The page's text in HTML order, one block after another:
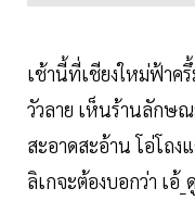
เช้านี้ที่เชียงใหม่ฟ้า
วัวลาย เห็นร้านลักษ
สะอาดสะอ้าน โอ่โถง
ลิเกจะต้องบอกว่า เอ้